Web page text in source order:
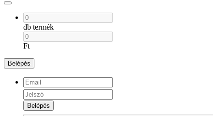
db termék
Ft
Belépés
Belépés